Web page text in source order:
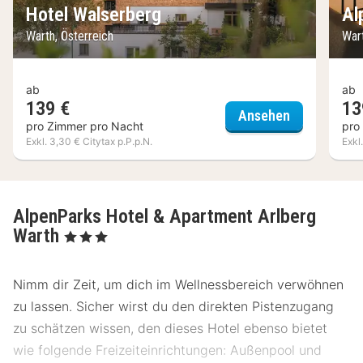
Hotel Walserberg
Warth, Österreich
ab
139 €
pro Zimmer pro Nacht
Exkl. 3,30 € Citytax p.P.p.N.
Ansehen Hotel
ab
pro
AlpenParks Hotel & Apartment Arlberg
Warth , 3 Sterne
Nimm dir Zeit, um dich im Wellnessbereich verwöhnen
zu lassen. Sicher wirst du den direkten Pistenzugang
zu schätzen wissen, den dieses Hotel ebenso bietet
wie folgende Freizeiteinrichtungen: Außenpool und